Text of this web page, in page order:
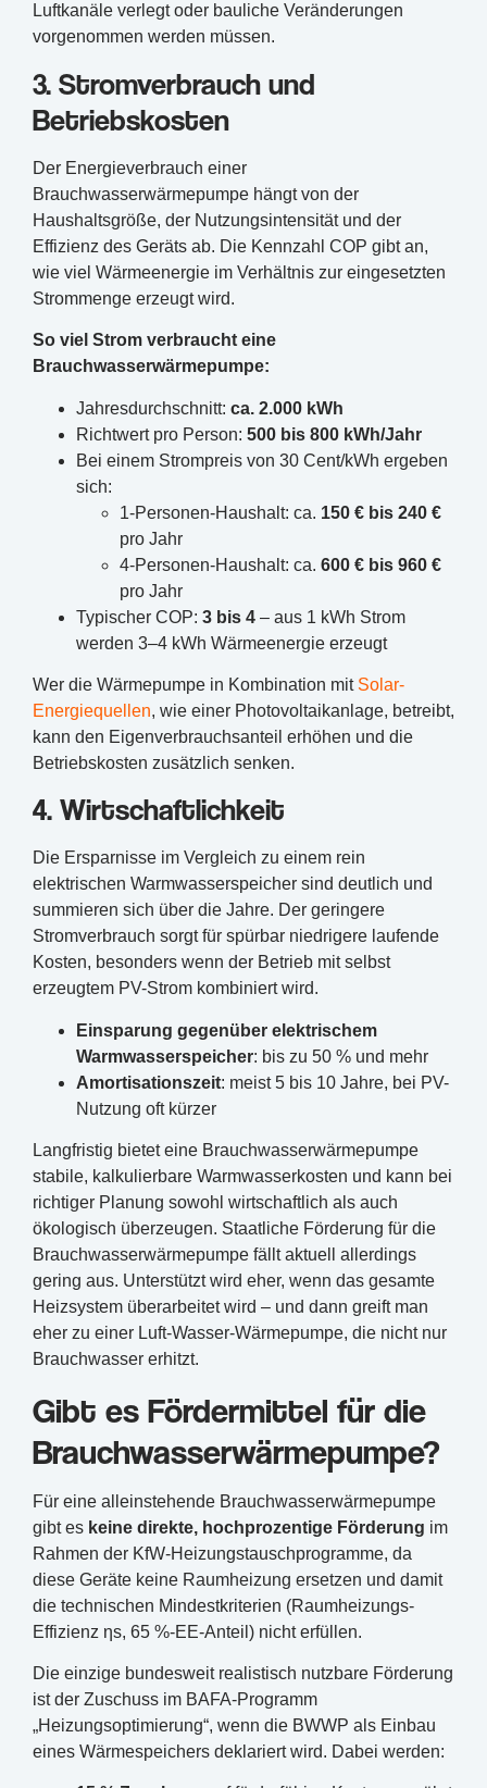
Luftkanäle verlegt oder bauliche Veränderungen
vorgenommen werden müssen.
3. Stromverbrauch und
Betriebskosten
Der Energieverbrauch einer
Brauchwasserwärmepumpe hängt von der
Haushaltsgröße, der Nutzungsintensität und der
Effizienz des Geräts ab. Die Kennzahl COP gibt an,
wie viel Wärmeenergie im Verhältnis zur eingesetzten
Strommenge erzeugt wird.
So viel Strom verbraucht eine
Brauchwasserwärmepumpe:
Jahresdurchschnitt: ca. 2.000 kWh
Richtwert pro Person: 500 bis 800 kWh/Jahr
Bei einem Strompreis von 30 Cent/kWh ergeben
sich:
1-Personen-Haushalt: ca. 150 € bis 240 €
pro Jahr
4-Personen-Haushalt: ca. 600 € bis 960 €
pro Jahr
Typischer COP: 3 bis 4 – aus 1 kWh Strom
werden 3–4 kWh Wärmeenergie erzeugt
Wer die Wärmepumpe in Kombination mit Solar-
Energiequellen, wie einer Photovoltaikanlage, betreibt,
kann den Eigenverbrauchsanteil erhöhen und die
Betriebskosten zusätzlich senken.
4. Wirtschaftlichkeit
Die Ersparnisse im Vergleich zu einem rein
elektrischen Warmwasserspeicher sind deutlich und
summieren sich über die Jahre. Der geringere
Stromverbrauch sorgt für spürbar niedrigere laufende
Kosten, besonders wenn der Betrieb mit selbst
erzeugtem PV-Strom kombiniert wird.
Einsparung gegenüber elektrischem
Warmwasserspeicher: bis zu 50 % und mehr
Amortisationszeit: meist 5 bis 10 Jahre, bei PV-
Nutzung oft kürzer
Langfristig bietet eine Brauchwasserwärmepumpe
stabile, kalkulierbare Warmwasserkosten und kann bei
richtiger Planung sowohl wirtschaftlich als auch
ökologisch überzeugen. Staatliche Förderung für die
Brauchwasserwärmepumpe fällt aktuell allerdings
gering aus. Unterstützt wird eher, wenn das gesamte
Heizsystem überarbeitet wird – und dann greift man
eher zu einer Luft-Wasser-Wärmepumpe, die nicht nur
Brauchwasser erhitzt.
Gibt es Fördermittel für die
Brauchwasserwärmepumpe?
Für eine alleinstehende Brauchwasserwärmepumpe
gibt es keine direkte, hochprozentige Förderung im
Rahmen der KfW-Heizungstauschprogramme, da
diese Geräte keine Raumheizung ersetzen und damit
die technischen Mindestkriterien (Raumheizungs-
Effizienz ηs, 65 %-EE-Anteil) nicht erfüllen.
Die einzige bundesweit realistisch nutzbare Förderung
ist der Zuschuss im BAFA-Programm
„Heizungsoptimierung“, wenn die BWWP als Einbau
eines Wärmespeichers deklariert wird. Dabei werden: